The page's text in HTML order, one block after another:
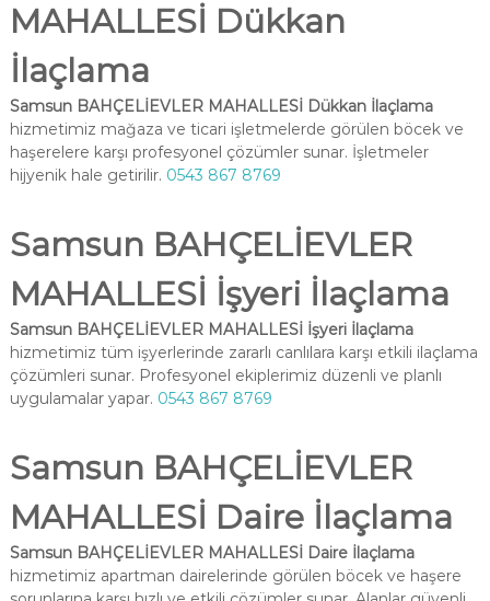
MAHALLESİ Dükkan
İlaçlama
Samsun BAHÇELİEVLER MAHALLESİ Dükkan İlaçlama
hizmetimiz mağaza ve ticari işletmelerde görülen böcek ve
haşerelere karşı profesyonel çözümler sunar. İşletmeler
hijyenik hale getirilir. 0543 867 8769
Samsun BAHÇELİEVLER
MAHALLESİ İşyeri İlaçlama
Samsun BAHÇELİEVLER MAHALLESİ İşyeri İlaçlama
hizmetimiz tüm işyerlerinde zararlı canlılara karşı etkili ilaçlama
çözümleri sunar. Profesyonel ekiplerimiz düzenli ve planlı
uygulamalar yapar. 0543 867 8769
Samsun BAHÇELİEVLER
MAHALLESİ Daire İlaçlama
Samsun BAHÇELİEVLER MAHALLESİ Daire İlaçlama
hizmetimiz apartman dairelerinde görülen böcek ve haşere